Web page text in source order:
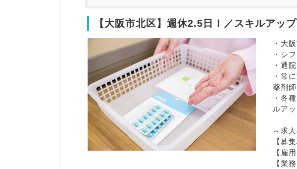
【大阪市北区】週休2.5日！／スキルアッ
・大
・シ
・通
・常
薬剤
・各
ルア
～求
【募
【雇
【業